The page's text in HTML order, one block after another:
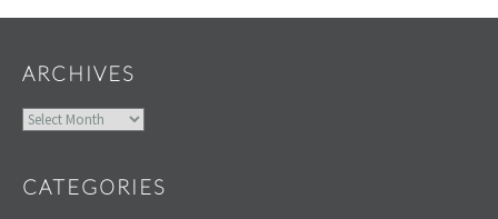
ARCHIVES
Archives
CATEGORIES